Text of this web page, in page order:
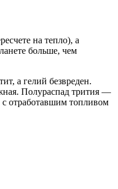
на тепло), а
больше, чем
а гелий безвреден.
Полураспад трития —
отработавшим топливом